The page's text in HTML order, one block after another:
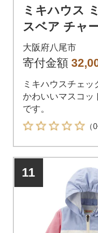
ミキハウス
スベア チャ
(N103)
大阪府八尾市
寄付金額
ミキハウスチェッ
かわいいマスコッ
です。
（0
11